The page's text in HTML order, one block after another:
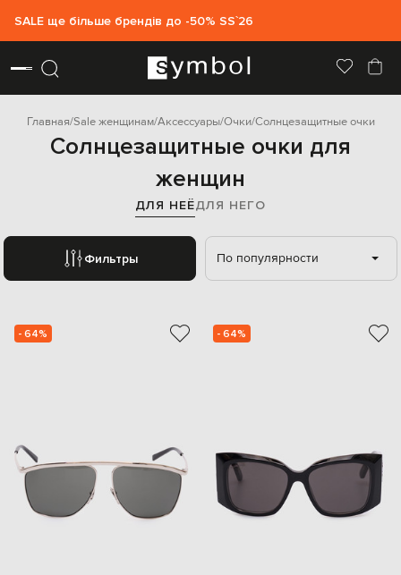
SALE ще більше брендів до -50% SS`26
Главная Sale женщинам Аксессуары Очки Солнцезащитные очки
Солнцезащитные очки для
женщин
ДЛЯ НЕЁДЛЯ НЕГО
Фильтры По популярности
- 64% - 64%